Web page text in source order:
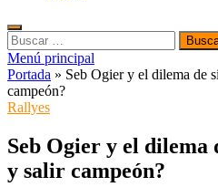
Buscar:
Menú principal
Portada » Seb Ogier y el dilema de
campeón?
Rallyes
Seb Ogier y el dilema
y salir campeón?